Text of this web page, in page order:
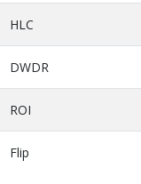
HLC
DWDR
ROI
Flip